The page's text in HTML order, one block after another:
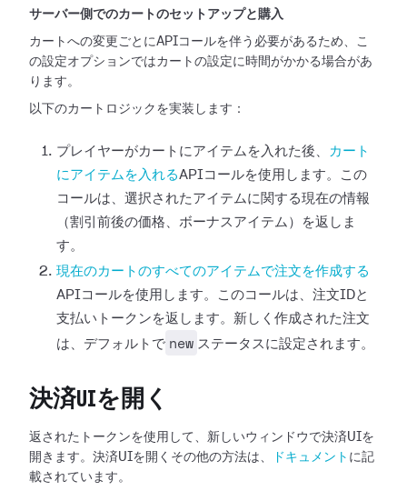
サーバー側でのカートのセットアップと購入
カートへの変更ごとにAPIコールを伴う必要があるため、こ
の設定オプションではカートの設定に時間がかかる場合があ
ります。
以下のカートロジックを実装します：
プレイヤーがカートにアイテムを入れた後、
カート
にアイテムを入れるAPIコールを使用します。この
コールは、選択されたアイテムに関する現在の情報
（割引前後の価格、ボーナスアイテム）を返しま
す。
現在のカートのすべてのアイテムで注文を作成する
APIコールを使用します。このコールは、注文IDと
支払いトークンを返します。新しく作成された注文
は、デフォルトで new ステータスに設定されます。
決済UIを開く
返されたトークンを使用して、新しいウィンドウで決済UIを
開きます。決済UIを開くその他の方法は、
ドキュメント に記
載されています。